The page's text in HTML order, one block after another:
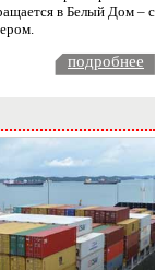
в Белый Дом – с
подробнее